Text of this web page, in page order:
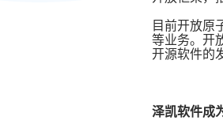
目前开放原
等业务。开
开源软件的
泽凯软件成